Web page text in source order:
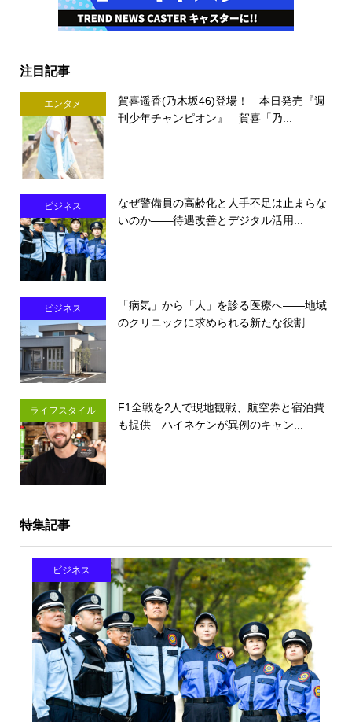
注目記事
エンタメ
賀喜遥香(乃木坂46)登場！ 本日発売『週
刊少年チャンピオン』 賀喜「乃...
ビジネス
なぜ警備員の高齢化と人手不足は止まらな
いのか――待遇改善とデジタル活用...
ビジネス
「病気」から「人」を診る医療へ――地域
のクリニックに求められる新たな役割
ライフスタイル
F1全戦を2人で現地観戦、航空券と宿泊費
も提供 ハイネケンが異例のキャン...
特集記事
ビジネス